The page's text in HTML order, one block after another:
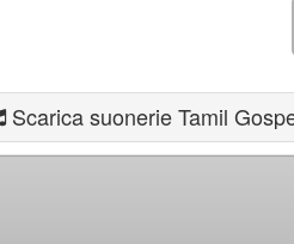
Scarica suonerie Tamil